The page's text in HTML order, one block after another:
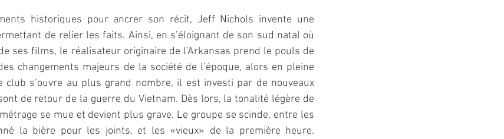
historiques pour ancrer son récit, Jeff Nichols invente une
de relier les faits. Ainsi, en s’éloignant de son sud natal où
ses films, le réalisateur originaire de l’Arkansas prend le pouls de
changements majeurs de la société de l’époque, alors en pleine
club s’ouvre au plus grand nombre, il est investi par de nouveaux
de retour de la guerre du Vietnam. Dès lors, la tonalité légère de
se mue et devient plus grave. Le groupe se scinde, entre les
la bière pour les joints, et les «vieux» de la première heure.